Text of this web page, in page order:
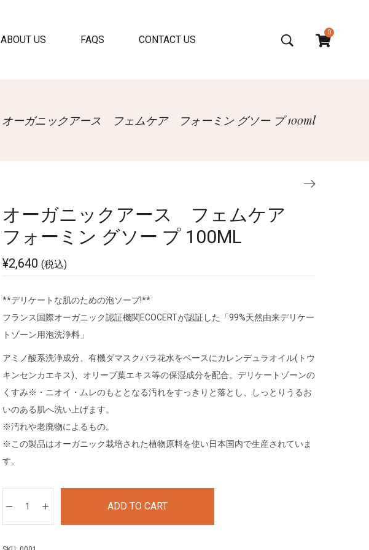
ABOUT US FAQS CONTACT US
0
オーガニックアース フェムケア フォーミン グソー プ 100ml
オーガニックアース フェムケア
フォーミン グソー プ 100ML
¥2,640 (税込)
**デリケートな肌のための泡ソープ!**
フランス国際オーガニック認証機関ECOCERTが認証した「99%天然由来デリケー
トゾーン用泡洗浄料」
アミノ酸系洗浄成分、有機ダマスクバラ花水をベースにカレンデュラオイル(トウ
キンセンカエキス)、オリーブ葉エキス等の保湿成分を配合。デリケートゾーンの
くすみ※・ニオイ・ムレのもととなる汚れをすっきりと落とし、しっとりうるお
いのある肌へ洗い上げます。
※汚れや老廃物によるもの。
※この製品はオーガニック栽培された植物原料を使い日本国内で生産されていま
す。
ADD TO CART